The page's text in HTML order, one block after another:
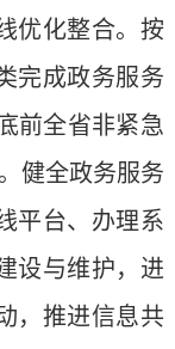
优化整合。按
完成政务服务
前全省非紧急
健全政务服务
平台、办理系
设与维护，进
，推进信息共